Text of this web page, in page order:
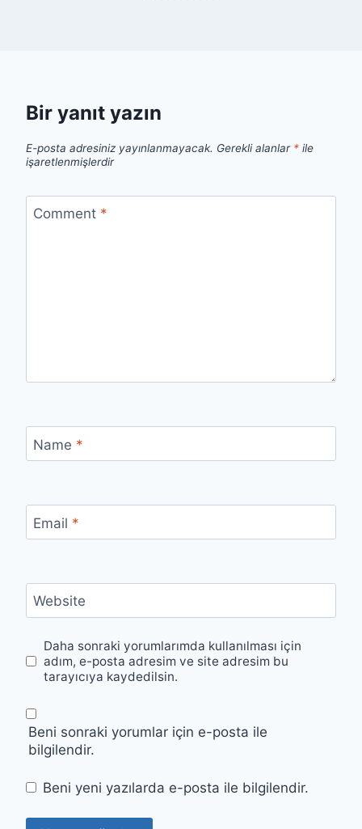
Bir yanıt yazın
E-posta adresiniz yayınlanmayacak. Gerekli alanlar * ile
işaretlenmişlerdir
Comment *
Name *
Email *
Website
Daha sonraki yorumlarımda kullanılması için
adım, e-posta adresim ve site adresim bu
tarayıcıya kaydedilsin.
Beni sonraki yorumlar için e-posta ile
bilgilendir.
Beni yeni yazılarda e-posta ile bilgilendir.